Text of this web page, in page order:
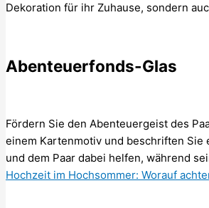
Dekoration für ihr Zuhause, sondern
Abenteuerfonds-Glas
Fördern Sie den Abenteuergeist des
einem Kartenmotiv und beschriften Sie
und dem Paar dabei helfen, während
Hochzeit im Hochsommer: Worauf